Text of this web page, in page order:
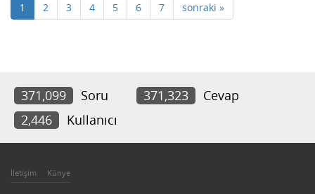
1 2 3 4 5 6 7 sonraki »
371,099 Soru 371,323
Cevap
2,446
Kullanıcı
İletişim Künye